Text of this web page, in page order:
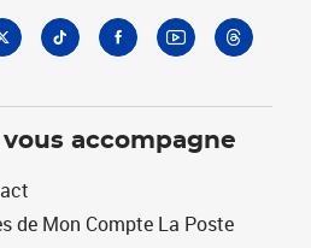
vous accompagne
de Mon Compte La Poste